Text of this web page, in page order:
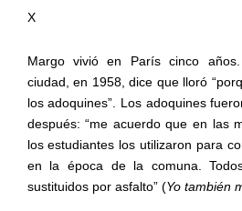
X
Margo vivió en París cinco
ciudad, en 1958, dice que lloró
los adoquines”. Los adoquines
después: “me acuerdo que en las
los estudiantes los utilizaron para
en la época de la comuna.
sustituidos por asfalto” (Yo también